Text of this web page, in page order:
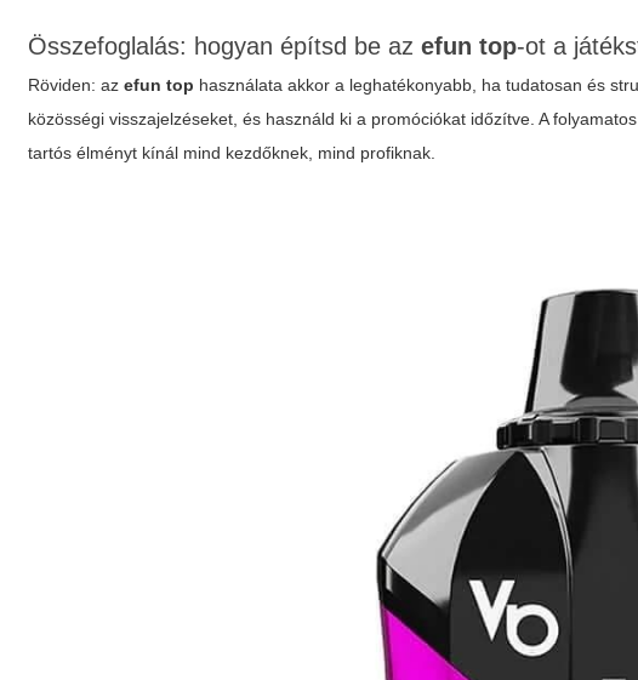
Összefoglalás: hogyan építsd be azefun top-ot a
Röviden: azefun top használata akkor a leghatékonyabb, ha tudatosan és
közösségi visszajelzéseket, és használd ki a promóciókat időzítve. A
tartós élményt kínál mind kezdőknek, mind profiknak.